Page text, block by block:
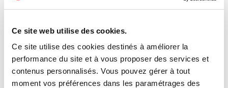
Ce site web utilise des cookies.
Ce site utilise des cookies destinés à améliorer la
performance du site et à vous proposer des services et
contenus personnalisés. Vous pouvez gérer à tout
moment vos préférences dans les paramétrages des
MIS À JOUR